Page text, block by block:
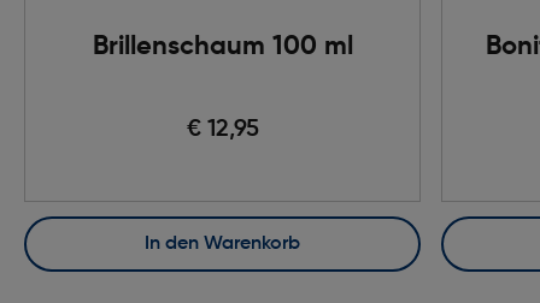
Brillenschaum 100 ml
€ 12,95
In den Warenkorb